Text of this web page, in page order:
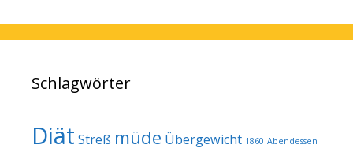
Schlagwörter
Diät Streß müde Übergewicht 1860 Abendessen